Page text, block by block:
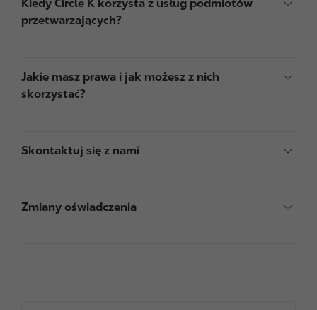
Kiedy Circle K korzysta z usług podmiotów
przetwarzających?
Jakie masz prawa i jak możesz z nich
skorzystać?
Skontaktuj się z nami
Zmiany oświadczenia